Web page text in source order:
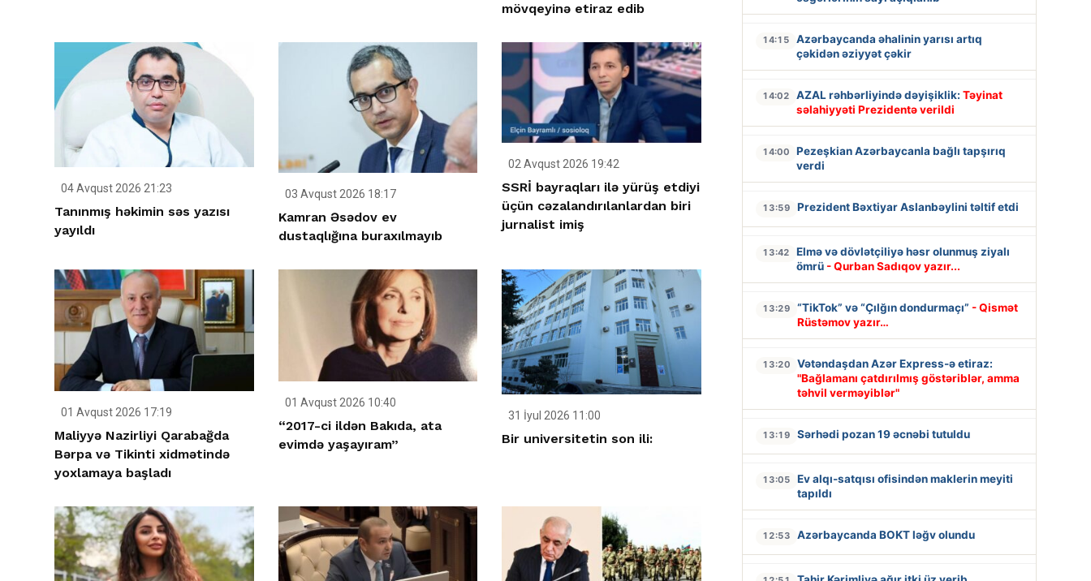
mövqeyinə etiraz edib
04 Avqust 2026 21:23
Tanınmış həkimin səs yazısı
yayıldı
03 Avqust 2026 18:17
Kamran Əsədov ev
dustaqlığına buraxılmayıb
02 Avqust 2026 19:42
SSRİ bayraqları ilə yürüş etdiyi
üçün cəzalandırılanlardan biri
jurnalist imiş
01 Avqust 2026 17:19
Maliyyə Nazirliyi Qarabağda
Bərpa və Tikinti xidmətində
yoxlamaya başladı
01 Avqust 2026 10:40
“2017-ci ildən Bakıda, ata
evimdə yaşayıram”
31 İyul 2026 11:00
Bir universitetin son ili:
14:15
Azərbaycanda əhalinin yarısı artıq
çəkidən əziyyət çəkir
14:02 AZAL rəhbərliyində dəyişiklik: Təyinat
səlahiyyəti Prezidentə verildi
14:00
Pezeşkian Azərbaycanla bağlı tapşırıq
verdi
13:59 Prezident Bəxtiyar Aslanbəylini təltif etdi
13:42
Elmə və dövlətçiliyə həsr olunmuş ziyalı
ömrü - Qurban Sadıqov yazır...
13:29 “TikTok” və “Çılğın dondurmaçı” - Qismət
Rüstəmov yazır…
13:20
Vətəndaşdan Azər Express-ə etiraz:
"Bağlamanı çatdırılmış göstəriblər, amma
təhvil verməyiblər"
13:19 Sərhədi pozan 19 əcnəbi tutuldu
13:05
Ev alqı-satqısı ofisindən maklerin meyiti
tapıldı
12:53 Azərbaycanda BOKT ləğv olundu